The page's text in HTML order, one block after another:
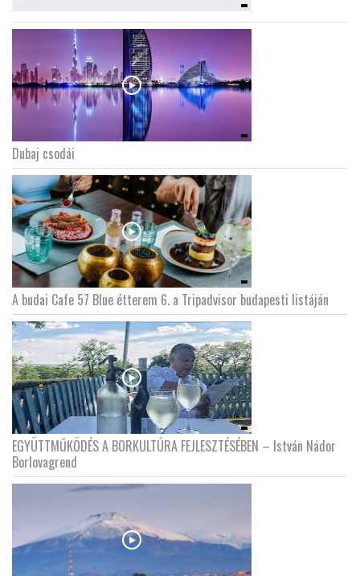
GLOBOZSARU
DOBRAVERO.HU
LATIMO.HU
GLOBOBOOK
Dubaj csodái
A budai Cafe 57 Blue étterem 6. a Tripadvisor budapesti listáján
EGYÜTTMŰKÖDÉS A BORKULTÚRA FEJLESZTÉSÉBEN – István Nádor
Borlovagrend